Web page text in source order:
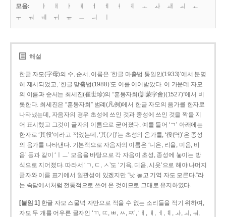
모음:
ㅏ ㅐ ㅑ ㅒ ㅓ ㅔ ㅕ ㅖ ㅗ ㅘ ㅙ ㅚ
ㅛ
ㅜ
ㅝ ㅞ ㅟ ㅠ ㅡ ㅢ
해설
한글 자모(字母)의 수, 순서, 이름은 ‘한글 마춤법 통일안(1933)’에서 분명
히 제시되었고, ‘한글 맞춤법(1988)’도 이를 이어받았다. 이 가운데 자모
의 이름과 순서는 최세진(崔世珍)의 “훈몽자회(訓蒙字會)(1527)”에서 비
롯한다. 최세진은 “훈몽자회” 범례(凡例)에서 한글 자모의 음가를 한자로
나타냈는데, 자음자의 경우 초성에 쓰인 것과 종성에 쓰인 것을 짝을 지
어 표시했고 그것이 글자의 이름으로 굳어졌다. 예를 들어 ‘ㄱ’ 아래에는
한자로 ‘其役’이라고 적었는데, ‘其(기)’는 초성의 음가를, ‘役(역)’은 종성
의 음가를 나타낸다. 기본적으로 자음자의 이름은 ‘니은, 리을, 미음, 비
읍’ 등과 같이 ‘ㅣㅡ’ 모음을 바탕으로 각 자음이 초성, 종성에 놓이는 방
식으로 지어졌다. 따라서 ‘ㄱ, ㄷ, ㅅ’도 ‘기윽, 디읃, 시읏’으로 해야 나머지
글자와 이름 표기에서 일관성이 있겠지만 “낫 놓고 기역 자도 모른다.”라
는 속담에서처럼 전통적으로 쓰여 온 것이므로 그대로 유지하였다.
[붙임 1] 한글 자모 스물넉 자만으로 적을 수 없는 소리들을 적기 위하여,
자모 두 개를 어우른 글자인 ‘ㄲ, ㄸ, ㅃ, ㅆ, ㅉ’, ‘ㅐ, ㅒ, ㅔ, ㅖ, ㅘ, ㅚ, ㅝ,